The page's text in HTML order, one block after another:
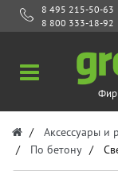
8 495 215-50-63
8 800 333-18-92
Аксессуары и
По бетону